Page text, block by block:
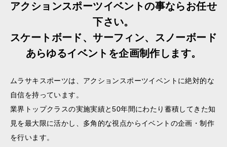
アクションスポーツイベントの事ならお任せ
下さい。
スケートボード、サーフィン、スノーボード
あらゆるイベントを企画制作します。
ムラサキスポーツは、アクションスポーツイベントに絶対的な
自信を持っています。
業界トップクラスの実施実績と50年間にわたり蓄積してきた知
見を最大限に活かし、多角的な視点からイベントの企画・制作
を行います。